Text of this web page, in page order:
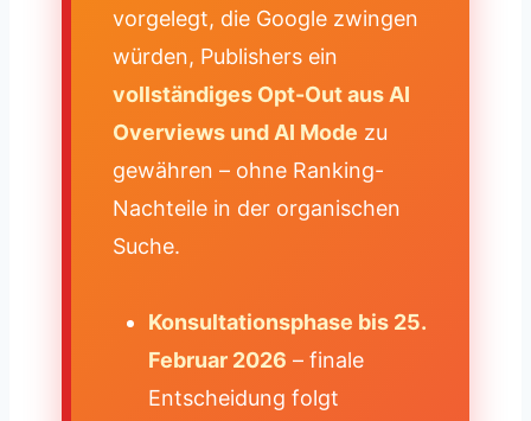
vorgelegt, die Google zwingen
würden, Publishers ein
vollständiges Opt-Out aus AI
Overviews und AI Mode zu
gewähren – ohne Ranking-
Nachteile in der organischen
Suche.
Konsultationsphase bis 25.
Februar 2026 – finale
Entscheidung folgt